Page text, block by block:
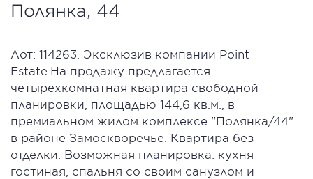
Полянка, 44
Лот: 114263. Эксклюзив компании Point
Estate.На продажу предлагается
четырехкомнатная квартира свободной
планировки, площадью 144,6 кв.м., в
премиальном жилом комплексе "Полянка/44"
в районе Замоскворечье. Квартира без
отделки. Возможная планировка: кухня-
гостиная, спальня со своим санузлом и